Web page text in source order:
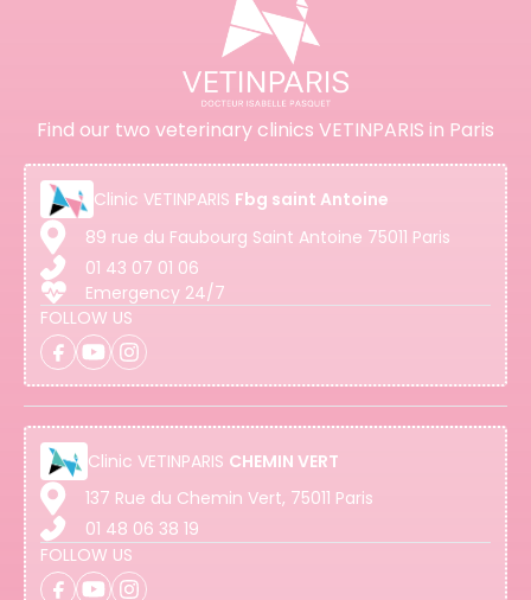
Find our two veterinary clinics VETINPARIS in Paris
Clinic VETINPARIS Fbg saint Antoine
89 rue du Faubourg Saint Antoine 75011 Paris
01 43 07 01 06
Emergency 24/7
FOLLOW US
Clinic VETINPARIS CHEMIN VERT
137 Rue du Chemin Vert, 75011 Paris
01 48 06 38 19
FOLLOW US